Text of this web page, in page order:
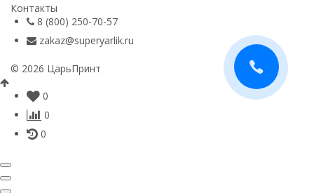
Контакты
8 (800) 250-70-57
zakaz@superyarlik.ru
© 2026 ЦарьПринт
0
0
0